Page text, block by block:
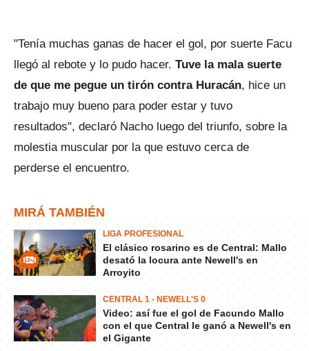
"Tenía muchas ganas de hacer el gol, por suerte Facu
llegó al rebote y lo pudo hacer. Tuve la mala suerte
de que me pegue un tirón contra Huracán, hice un
trabajo muy bueno para poder estar y tuvo
resultados", declaró Nacho luego del triunfo, sobre la
molestia muscular por la que estuvo cerca de
perderse el encuentro.
MIRÁ TAMBIÉN
LIGA PROFESIONAL
El clásico rosarino es de Central: Mallo
desató la locura ante Newell's en
Arroyito
CENTRAL 1 - NEWELL'S 0
Video: así fue el gol de Facundo Mallo
con el que Central le ganó a Newell's en
el Gigante